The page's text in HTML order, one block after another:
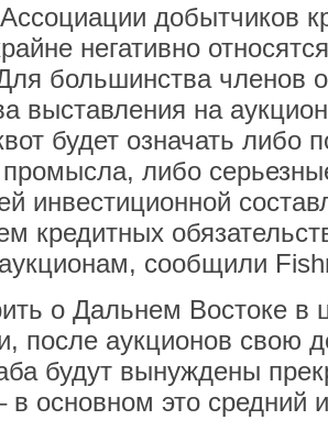
добытчиков
негативно
большинства членов
выставления на
будет означать либо
промысла, либо
инвестиционной
кредитных
сообщили
о Дальнем Востоке в
после аукционов свою
будут вынуждены
в основном это средний